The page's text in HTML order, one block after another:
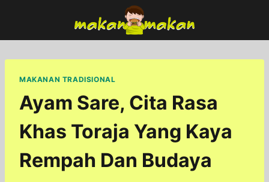
content
MAKANAN TRADISIONAL
Ayam Sare, Cita Rasa
Khas Toraja Yang Kaya
Rempah Dan Budaya